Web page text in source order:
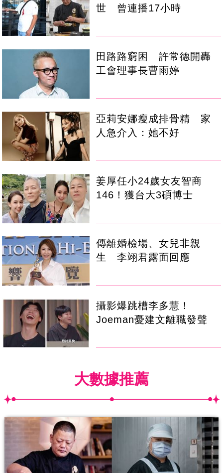
世 曾連播17小時
田路路窮困 許常德開轟
工會理事長曹雨婷
亞莉安娜瘦成排骨精 家
人急介入：她不好
姜厚任小24歲女友智商
146！獲台大3碩博士
傳離婚檢場、女兒非親
生 李翊君露面回應
攝影爆跳槽李多慧！
Joeman憂建文離職發聲
大數據推薦